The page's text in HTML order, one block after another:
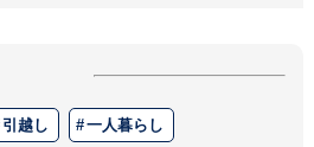
引越し 一人暮らし